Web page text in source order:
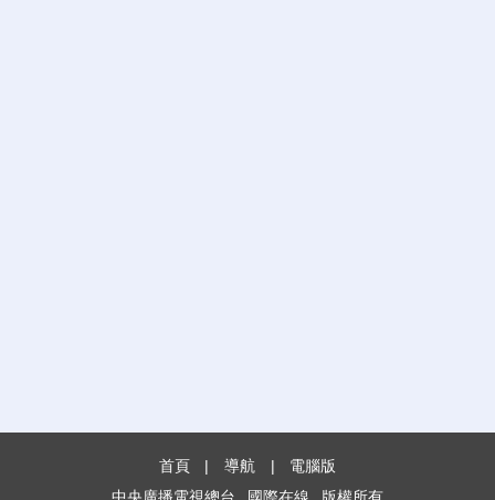
首頁 | 導航 |
電腦版